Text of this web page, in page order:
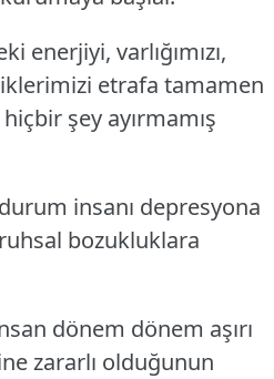
enerjiyi, varlığımızı,
etrafa tamamen
şey ayırmamış
insanı depresyona
bozukluklara
dönem dönem aşırı
zararlı olduğunun